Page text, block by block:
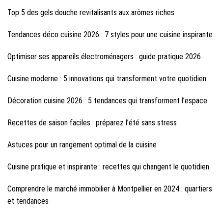
Top 5 des gels douche revitalisants aux arômes riches
Tendances déco cuisine 2026 : 7 styles pour une cuisine inspirante
Optimiser ses appareils électroménagers : guide pratique 2026
Cuisine moderne : 5 innovations qui transforment votre quotidien
Décoration cuisine 2026 : 5 tendances qui transforment l’espace
Recettes de saison faciles : préparez l’été sans stress
Astuces pour un rangement optimal de la cuisine
Cuisine pratique et inspirante : recettes qui changent le quotidien
Comprendre le marché immobilier à Montpellier en 2024 : quartiers
et tendances